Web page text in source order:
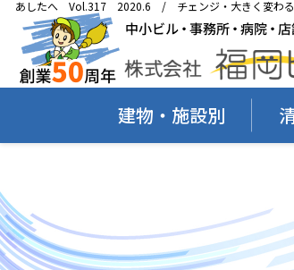
あしたへ Vol.317 2020.6 / チェンジ・大きく変わる
建物・施設別